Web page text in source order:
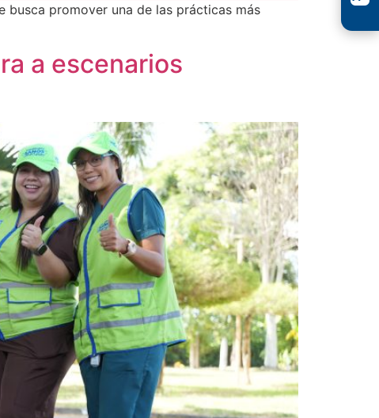
busca promover una de las prácticas más
a escenarios